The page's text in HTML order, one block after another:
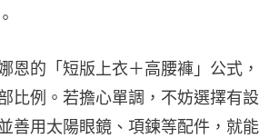
恩的「短版上衣＋高腰褲」公式，
比例。若擔心單調，不妨選擇有設
善用太陽眼鏡、項鍊等配件，就能